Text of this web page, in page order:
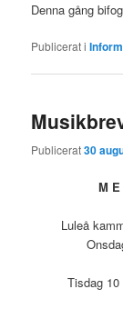
Denna gång
Publicerat i
Publicerat30
M
Luleå
Tisdag